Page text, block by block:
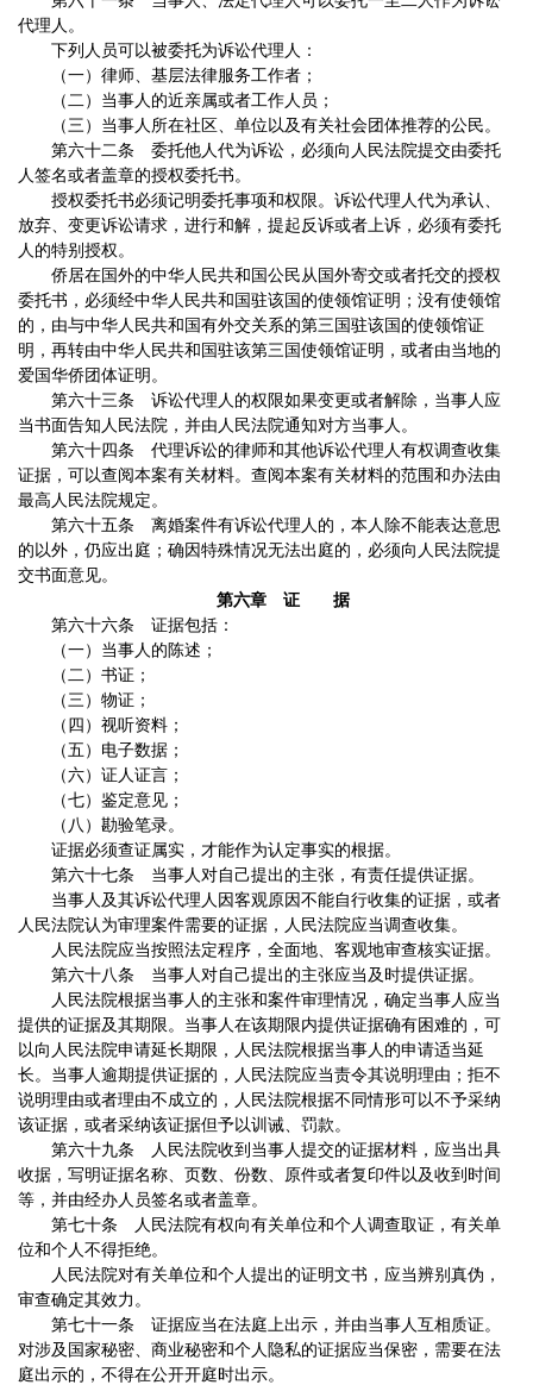
代理人。
下列人员可以被委托为诉讼代理人：
（一）律师、基层法律服务工作者；
（二）当事人的近亲属或者工作人员；
（三）当事人所在社区、单位以及有关社会团体推荐的公民。
第六十二条 委托他人代为诉讼，必须向人民法院提交由委托
人签名或者盖章的授权委托书。
授权委托书必须记明委托事项和权限。诉讼代理人代为承认、
放弃、变更诉讼请求，进行和解，提起反诉或者上诉，必须有委托
人的特别授权。
侨居在国外的中华人民共和国公民从国外寄交或者托交的授权
委托书，必须经中华人民共和国驻该国的使领馆证明；没有使领馆
的，由与中华人民共和国有外交关系的第三国驻该国的使领馆证
明，再转由中华人民共和国驻该第三国使领馆证明，或者由当地的
爱国华侨团体证明。
第六十三条 诉讼代理人的权限如果变更或者解除，当事人应
当书面告知人民法院，并由人民法院通知对方当事人。
第六十四条 代理诉讼的律师和其他诉讼代理人有权调查收集
证据，可以查阅本案有关材料。查阅本案有关材料的范围和办法由
最高人民法院规定。
第六十五条 离婚案件有诉讼代理人的，本人除不能表达意思
的以外，仍应出庭；确因特殊情况无法出庭的，必须向人民法院提
交书面意见。
第六章 证 据
第六十六条 证据包括：
（一）当事人的陈述；
（二）书证；
（三）物证；
（四）视听资料；
（五）电子数据；
（六）证人证言；
（七）鉴定意见；
（八）勘验笔录。
证据必须查证属实，才能作为认定事实的根据。
第六十七条 当事人对自己提出的主张，有责任提供证据。
当事人及其诉讼代理人因客观原因不能自行收集的证据，或者
人民法院认为审理案件需要的证据，人民法院应当调查收集。
人民法院应当按照法定程序，全面地、客观地审查核实证据。
第六十八条 当事人对自己提出的主张应当及时提供证据。
人民法院根据当事人的主张和案件审理情况，确定当事人应当
提供的证据及其期限。当事人在该期限内提供证据确有困难的，可
以向人民法院申请延长期限，人民法院根据当事人的申请适当延
长。当事人逾期提供证据的，人民法院应当责令其说明理由；拒不
说明理由或者理由不成立的，人民法院根据不同情形可以不予采纳
该证据，或者采纳该证据但予以训诫、罚款。
第六十九条 人民法院收到当事人提交的证据材料，应当出具
收据，写明证据名称、页数、份数、原件或者复印件以及收到时间
等，并由经办人员签名或者盖章。
第七十条 人民法院有权向有关单位和个人调查取证，有关单
位和个人不得拒绝。
人民法院对有关单位和个人提出的证明文书，应当辨别真伪，
审查确定其效力。
第七十一条 证据应当在法庭上出示，并由当事人互相质证。
对涉及国家秘密、商业秘密和个人隐私的证据应当保密，需要在法
庭出示的，不得在公开开庭时出示。